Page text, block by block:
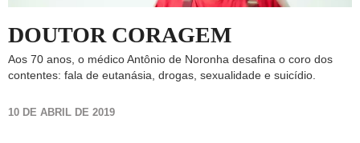
DOUTOR CORAGEM
Aos 70 anos, o médico Antônio de Noronha desafina o coro dos
contentes: fala de eutanásia, drogas, sexualidade e suicídio.
10 DE ABRIL DE 2019